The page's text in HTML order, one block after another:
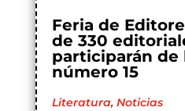
Feria de
de 330
participarán de
número 15
Literatura, Noticias